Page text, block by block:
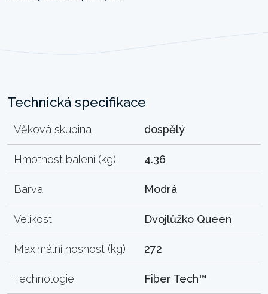
Technická specifikace
Věková skupina dospělý
Hmotnost balení (kg) 4.36
Barva Modrá
Velikost Dvojlůžko Queen
Maximální nosnost (kg) 272
Technologie Fiber Tech™